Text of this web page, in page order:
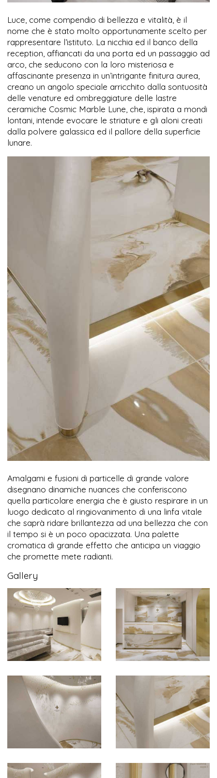
Luce, come compendio di bellezza e vitalità, è il
nome che è stato molto opportunamente scelto per
rappresentare l’istituto. La nicchia ed il banco della
reception, affiancati da una porta ed un passaggio ad
arco, che seducono con la loro misteriosa e
affascinante presenza in un’intrigante finitura aurea,
creano un angolo speciale arricchito dalla sontuosità
delle venature ed ombreggiature delle lastre
ceramiche Cosmic Marble Lune, che, ispirata a mondi
lontani, intende evocare le striature e gli aloni creati
dalla polvere galassica ed il pallore della superficie
lunare.
Amalgami e fusioni di particelle di grande valore
disegnano dinamiche nuances che conferiscono
quella particolare energia che è giusto respirare in un
luogo dedicato al ringiovanimento di una linfa vitale
che saprà ridare brillantezza ad una bellezza che con
il tempo si è un poco opacizzata. Una palette
cromatica di grande effetto che anticipa un viaggio
che promette mete radianti.
Gallery